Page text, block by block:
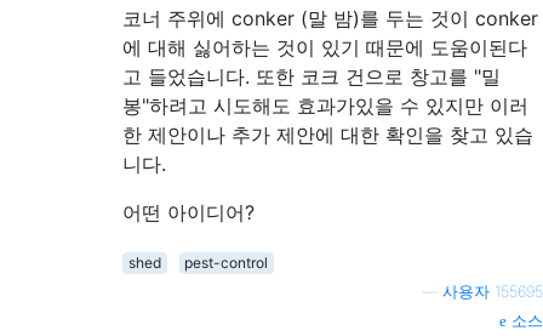
코너 주위에 conker (말 밤)를 두는 것이 conker
에 대해 싫어하는 것이 있기 때문에 도움이된다
고 들었습니다. 또한 코크 건으로 창고를 "밀
봉"하려고 시도해도 효과가있을 수 있지만 이러
한 제안이나 추가 제안에 대한 확인을 찾고 있습
니다.
어떤 아이디어?
shed
pest-control
사용자 155695
소스